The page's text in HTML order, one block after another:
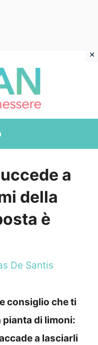
a
della
è
De Santis
consiglio che ti
pianta di limoni:
a lasciarli